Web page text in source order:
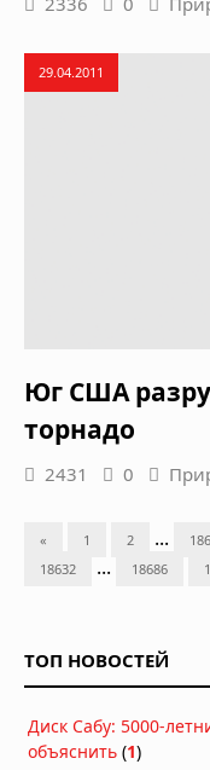
29.04.2011
Юг США
торнадо
2431 0
« 1 2 ...
18632
... 18686
ТОП НОВОСТЕЙ
Диск Сабу: 5000-
объяснить (1)